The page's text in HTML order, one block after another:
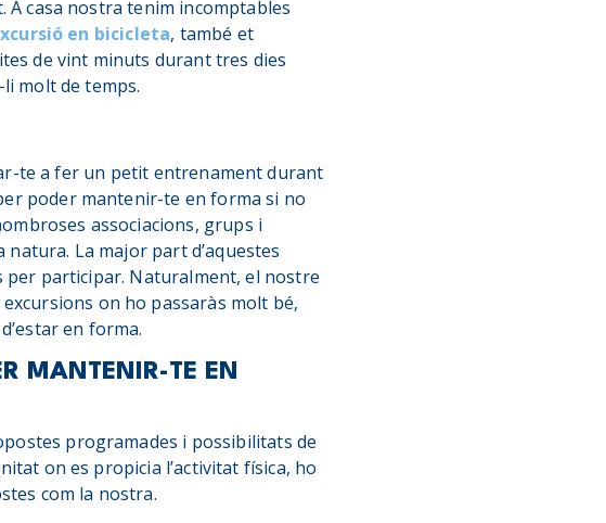
casa nostra tenim incomptables
en bicicleta, també et
de vint minuts durant tres dies
molt de temps.
te a fer un petit entrenament durant
poder mantenir-te en forma si no
associacions, grups i
La major part d’aquestes
per participar. Naturalment, el nostre
excursions on ho passaràs molt bé,
en forma.
MANTENIR-TE EN
programades i possibilitats de
on es propicia l’activitat física, ho
com la nostra.